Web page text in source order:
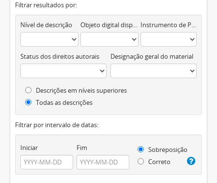
Filtrar resultados por:
Nível de descrição Objeto digital disponível Instrumento de Pesquisa
Status dos direitos autorais Designação geral do material
Descrições em níveis superiores
Todas as descrições
Filtrar por intervalo de datas:
Iniciar Fim
Sobreposição
Correto